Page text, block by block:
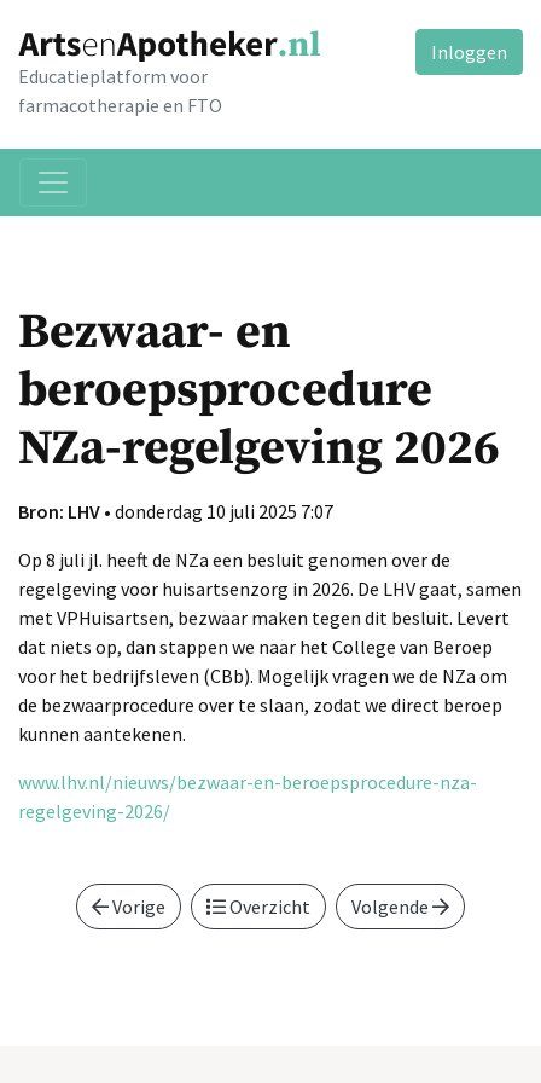
Educatieplatform voor
farmacotherapie en FTO
Inloggen
Bezwaar- en
beroepsprocedure
NZa-regelgeving 2026
Bron: LHV • donderdag 10 juli 2025 7:07
Op 8 juli jl. heeft de NZa een besluit genomen over de
regelgeving voor huisartsenzorg in 2026. De LHV gaat, samen
met VPHuisartsen, bezwaar maken tegen dit besluit. Levert
dat niets op, dan stappen we naar het College van Beroep
voor het bedrijfsleven (CBb). Mogelijk vragen we de NZa om
de bezwaarprocedure over te slaan, zodat we direct beroep
kunnen aantekenen.
www.lhv.nl/nieuws/bezwaar-en-beroepsprocedure-nza-
regelgeving-2026/
Vorige Overzicht Volgende